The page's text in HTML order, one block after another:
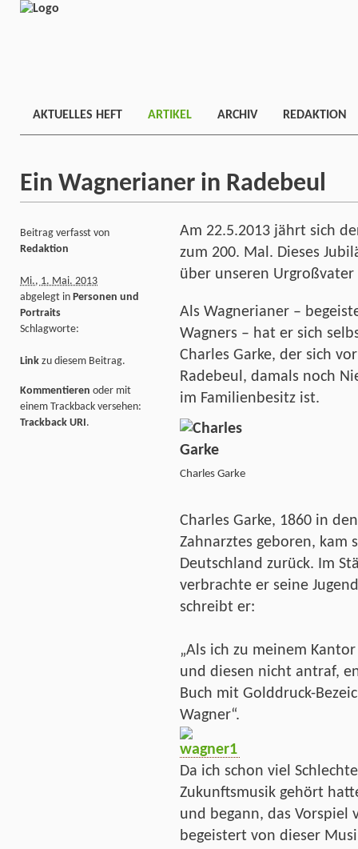
AKTUELLES HEFT ARTIKEL ARCHIV REDAKTION
Ein Wagnerianer in Radebeul
Am 22.5.2013 jährt sich
zum 200. Mal. Dieses
über unseren
Als Wagnerianer –
Wagners – hat er sich
Charles Garke, der sich
Radebeul, damals noch
im Familienbesitz ist.
Charles Garke
Charles Garke, 1860 in
Zahnarztes geboren, kam
Deutschland zurück. Im
verbrachte er seine
schreibt er:
„Als ich zu meinem
und diesen nicht antraf,
Buch mit Golddruck-
Wagner“.
Da ich schon viel
Zukunftsmusik gehört
und begann, das Vorspiel
begeistert von dieser
Beitrag verfasst von
Redaktion
Mi., 1. Mai. 2013
abgelegt in Personen und
Portraits
Schlagworte:
Link zu diesem Beitrag.
Kommentieren oder mit
einem Trackback versehen:
Trackback URI.